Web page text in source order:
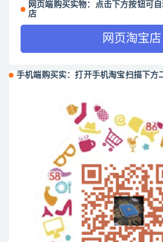
网页端购买实物：点击下方按钮可
店
网页淘宝店
手机端购买实：打开手机淘宝扫描下方